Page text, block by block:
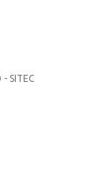
- SITEC